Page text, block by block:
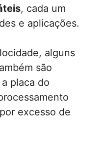
, cada um
e aplicações.
alguns
são
placa do
excesso de